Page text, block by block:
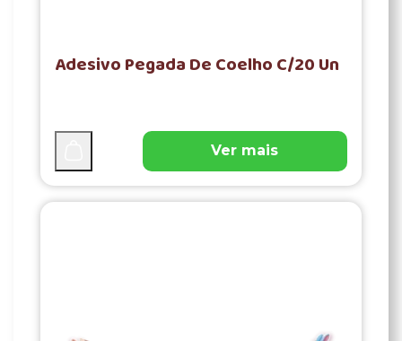
Adesivo Pegada De Coelho C/20 Un
Ver mais